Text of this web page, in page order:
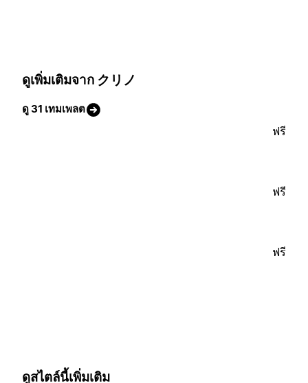
ดูเพิ่มเติมจาก クリノ
ดู 31 เทมเพลต
ฟรี
ฟรี
ฟรี
ดูสไตล์นี้เพิ่มเติม